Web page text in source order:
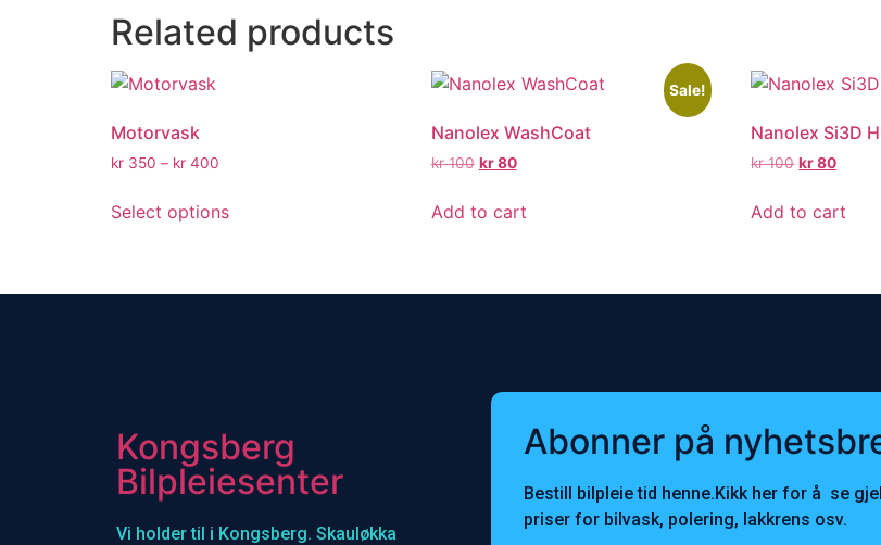
Related products
Motorvask
kr 350 – kr 400
Select options
Sale!
Nanolex WashCoat
kr100 kr80
Add to cart
Nanolex Si3D
kr100 kr80
Add to cart
Kongsberg
Bilpleiesenter
Vi holder til i Kongsberg. Skauløkka
Abonner på
Bestill bilpleie tid henne.Kikk her for å se
priser for bilvask, polering, lakkrens osv.